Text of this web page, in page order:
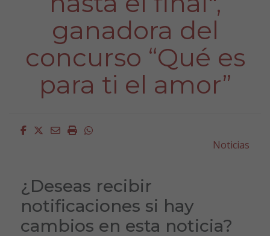
ganadora del
concurso “Qué es
para ti el amor”
Facebook
Twitter
EmailImprimirWhatsapp
Noticias
¿Deseas recibir
notificaciones si hay
cambios en esta noticia?